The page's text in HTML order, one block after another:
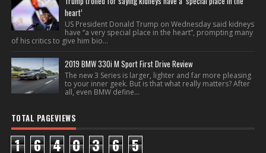
heart’
US President Donald Trump on Wednesday said kidneys
have “a very special place in the heart”, prompting many
of his critics to give him bio...
2019 BMW 330i M Sport First Drive Review
The new 3 Series is larger, lighter and far more pleasing
to your inner geek. But is that what really matters? After
all, even BMW define...
TOTAL PAGEVIEWS
1 6 4 0 3 6 5